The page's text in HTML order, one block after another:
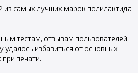
из самых лучших марок полилактида
тестам, отзывам пользователей
удалось избавиться от основных
печати.